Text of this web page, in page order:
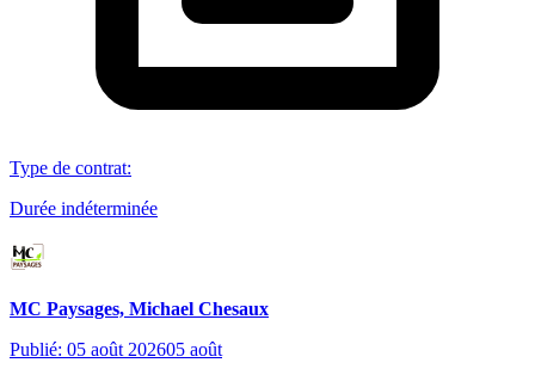
Type de contrat:
Durée indéterminée
MC Paysages, Michael Chesaux
Publié: 05 août 202605 août